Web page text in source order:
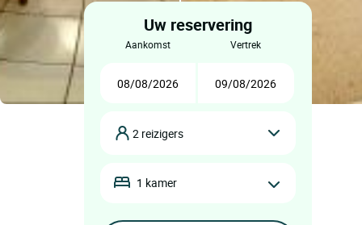
Uw reservering
aankomst vertrek
2 reizigers
1 kamer